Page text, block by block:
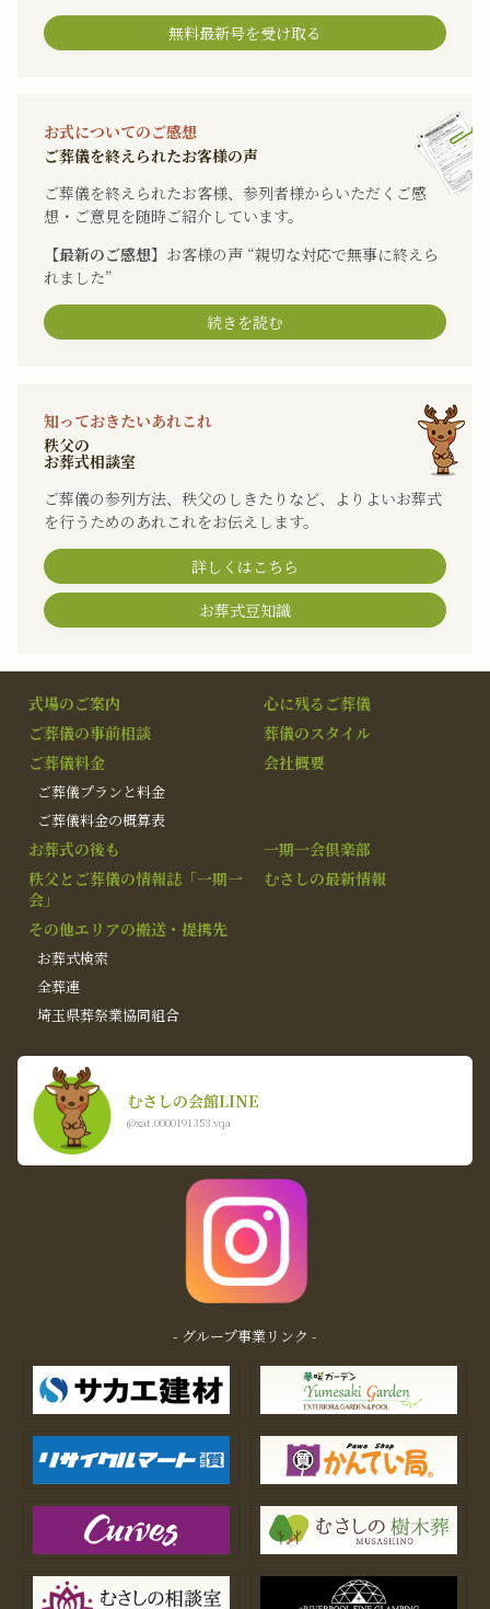
無料最新号を受け取る
お式についてのご感想
ご葬儀を終えられたお客様の声
ご葬儀を終えられたお客様、参列者様からいただくご感
想・ご意見を随時ご紹介しています。
【最新のご感想】 お客様の声 “親切な対応で無事に終えら
れました”
続きを読む
知っておきたいあれこれ
秩父の
お葬式相談室
ご葬儀の参列方法、秩父のしきたりなど、よりよいお葬式
を行うためのあれこれをお伝えします。
詳しくはこちら
お葬式豆知識
式場のご案内
心に残るご葬儀
ご葬儀の事前相談
葬儀のスタイル
ご葬儀料金
ご葬儀プランと料金
ご葬儀料金の概算表
会社概要
お葬式の後も
一期一会倶楽部
秩父とご葬儀の情報誌「一期一
会」
むさしの最新情報
その他エリアの搬送・提携先
お葬式検索
全葬連
埼玉県葬祭業協同組合
むさしの会館LINE
@xat.0000191353.vqa
- グループ事業リンク -